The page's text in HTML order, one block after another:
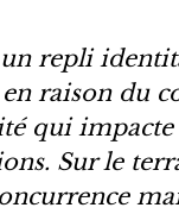
un repli
raison du
qui impacte
Sur le